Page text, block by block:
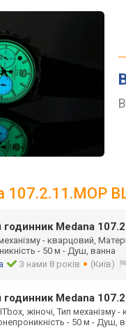
107.2.11.MOP
Medana
- кварцовий,
- 50 м - Душ, ванна
З нами 8 років (Київ)
Medana
жіночі, Тип
- 50 м - Душ,